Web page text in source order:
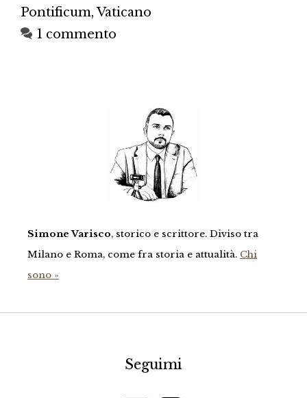
Pontificum,Vaticano
1 commento
Simone Varisco, storico e scrittore. Diviso tra
Milano e Roma, come fra storia e attualità. Chi
sono »
Seguimi